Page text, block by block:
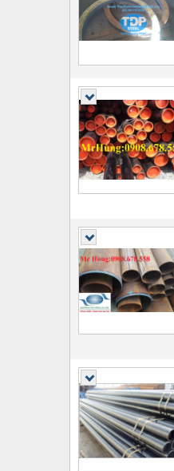
Dụng cụ điện
Dụng cụ đo
Gỗ - Trang thiết bị
Hàn cắt - Thiết bị
Hóa chất-Trang
Kệ công nghiệp
Khí nén - Thiết bị
Lọc công nghiệp
Máy công cụ - Phụ
Mỏ - Trang thiết bị
Nâng hạ - Trang
Nội - Ngoại thất -
Nồi hơi - Trang